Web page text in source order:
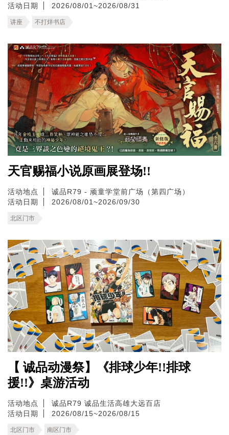
活动日期
2026/08/01~2026/08/31
讲座 不打烊书店
天官赐福小说原画展登场!!
活动地点
诚品R79 - 顽童学堂前广场（第四广场）
活动日期
2026/08/01~2026/09/30
北区门市
【 诚品动漫祭】《排球少年!!排球
援!!》桌游活动
活动地点 诚品R79 诚品生活高雄大远百店
活动日期
2026/08/15~2026/08/15
北区门市 南区门市